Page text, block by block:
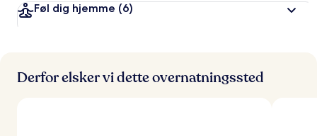
Føl dig hjemme (6)
Derfor elsker vi dette overnatningssted